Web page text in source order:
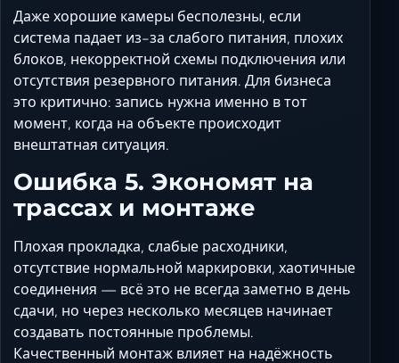
Даже хорошие камеры бесполезны, если
система падает из-за слабого питания, плохих
блоков, некорректной схемы подключения или
отсутствия резервного питания. Для бизнеса
это критично: запись нужна именно в тот
момент, когда на объекте происходит
внештатная ситуация.
Ошибка 5. Экономят на
трассах и монтаже
Плохая прокладка, слабые расходники,
отсутствие нормальной маркировки, хаотичные
соединения — всё это не всегда заметно в день
сдачи, но через несколько месяцев начинает
создавать постоянные проблемы.
Качественный монтаж влияет на надёжность